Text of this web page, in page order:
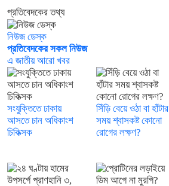
প্রতিবেদকের তথ্য
নিউজ ডেস্ক
প্রতিবেদকের সকল নিউজ
এ জাতীয় আরো খবর
সংযুক্তিতে ঢাকায়
আসতে চান অধিকাংশ
চিকিত্সক
সিঁড়ি বেয়ে ওঠা বা হাঁটার
সময় শ্বাসকষ্ট কোনো
রোগের লক্ষণ?